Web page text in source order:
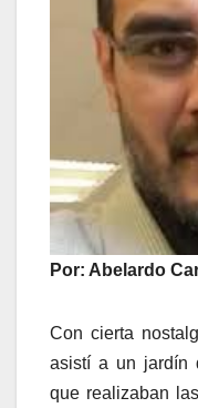
Por: Abelardo
Con cierta
asistí a un jardín
que realizaban